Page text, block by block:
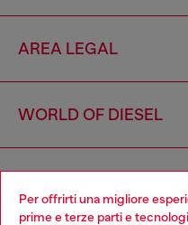
Per offrirti una migliore
prime e terze parti e
AREA LEGAL
WORLD OF DIESEL